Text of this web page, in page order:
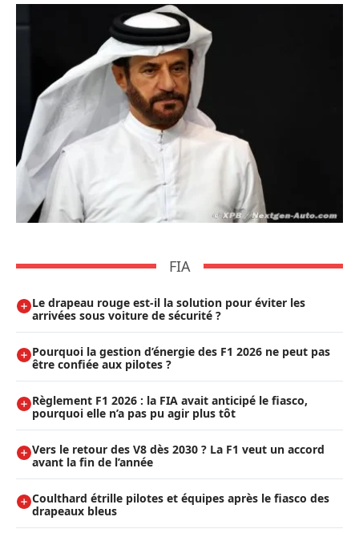
FIA
Le drapeau rouge est-il la solution pour éviter les
arrivées sous voiture de sécurité ?
Pourquoi la gestion d’énergie des F1 2026 ne peut pas
être confiée aux pilotes ?
Règlement F1 2026 : la FIA avait anticipé le fiasco,
pourquoi elle n’a pas pu agir plus tôt
Vers le retour des V8 dès 2030 ? La F1 veut un accord
avant la fin de l’année
Coulthard étrille pilotes et équipes après le fiasco des
drapeaux bleus